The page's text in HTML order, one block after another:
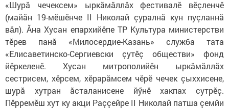
«Шурă чечексем» ыркăмăллăх фестивалӗ вӗçленчӗ
(майăн 19-мӗшӗнче II Николай çуралнă кун пуçланнă
вăл). Ăна Хусан епархийӗпе ТР Культура министерстви
тӗрев панă «Милосердие-Казань» служба тата
«Елисаветинско-Сергиевски çутӗç обществи» фонд
йӗркеленӗ. Хусан митрополийӗн ыркăмăллăх
сестрисем, хӗрсем, хӗрарăмсем чӗрӗ чечек çыххисене,
шурă хутран ăсталанисене йӳнӗ хакпах сутрӗç.
Пӗрремӗш хут ку акци Раççейре II Николай патша çемйи